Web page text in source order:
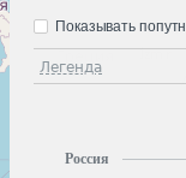
Легенда
Показывать
Россия